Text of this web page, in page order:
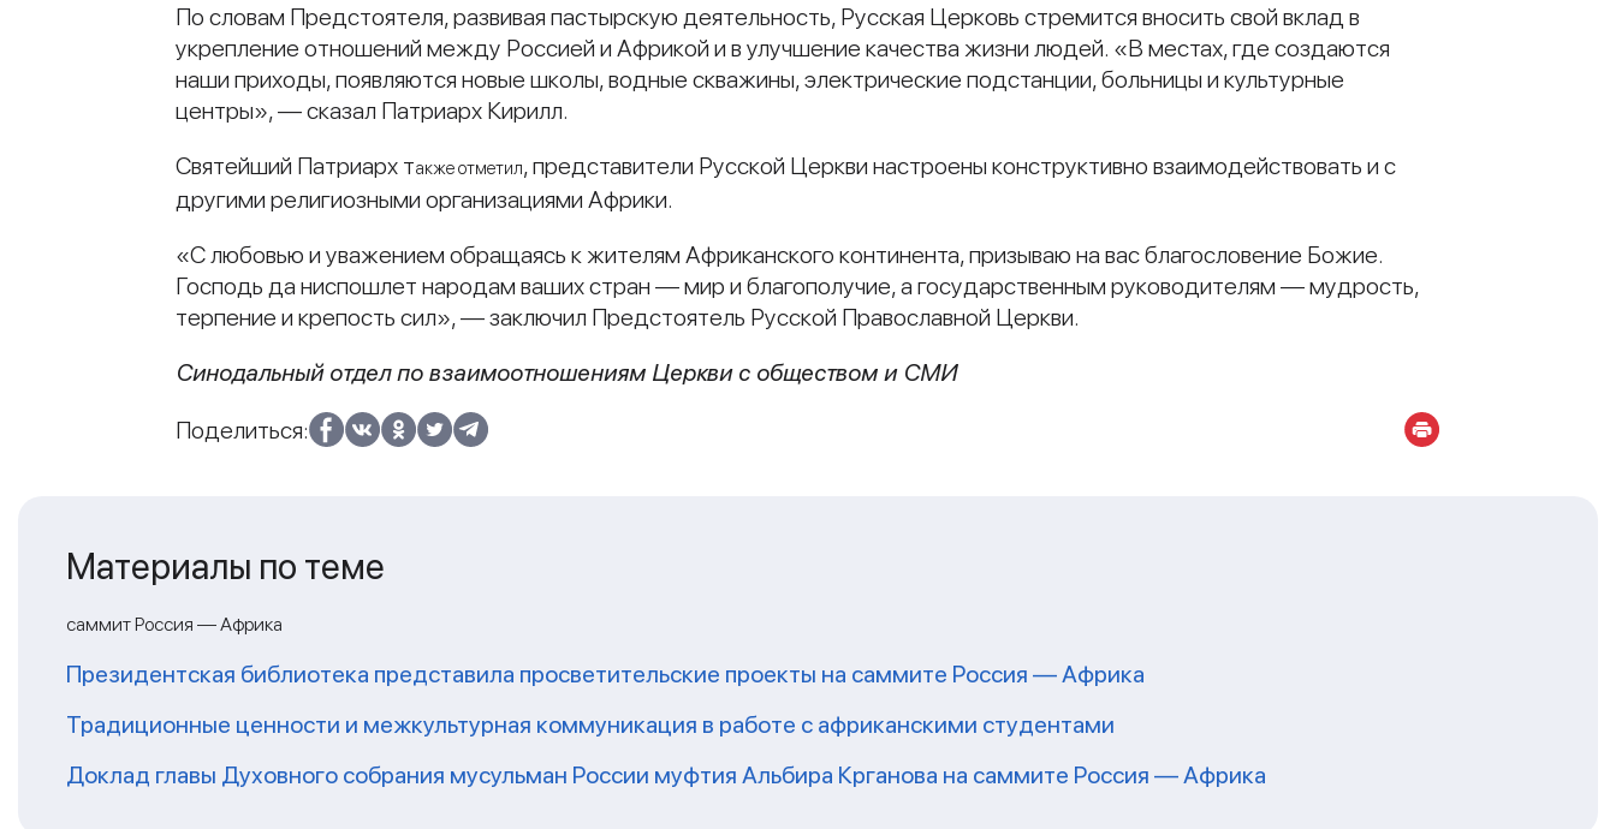
По словам Предстоятеля, развивая пастырскую деятельность, Русская Церковь стремится вносить свой вклад в
укрепление отношений между Россией и Африкой и в улучшение качества жизни людей. «В местах, где создаются
наши приходы, появляются новые школы, водные скважины, электрические подстанции, больницы и культурные
центры», — сказал Патриарх Кирилл.
Святейший Патриарх такжеотметил, представители Русской Церкви настроены конструктивно взаимодействовать и с
другими религиозными организациями Африки.
«С любовью и уважением обращаясь к жителям Африканского континента, призываю на вас благословение Божие.
Господь да ниспошлет народам ваших стран — мир и благополучие, а государственным руководителям — мудрость,
терпение и крепость сил», — заключил Предстоятель Русской Православной Церкви.
Синодальный отдел по взаимоотношениям Церкви с обществом и СМИ
Поделиться:
Материалы по теме
саммит Россия — Африка
Президентская библиотека представила просветительские проекты на саммите Россия — Африка
Традиционные ценности и межкультурная коммуникация в работе с африканскими студентами
Доклад главы Духовного собрания мусульман России муфтия Альбира Крганова на саммите Россия — Африка